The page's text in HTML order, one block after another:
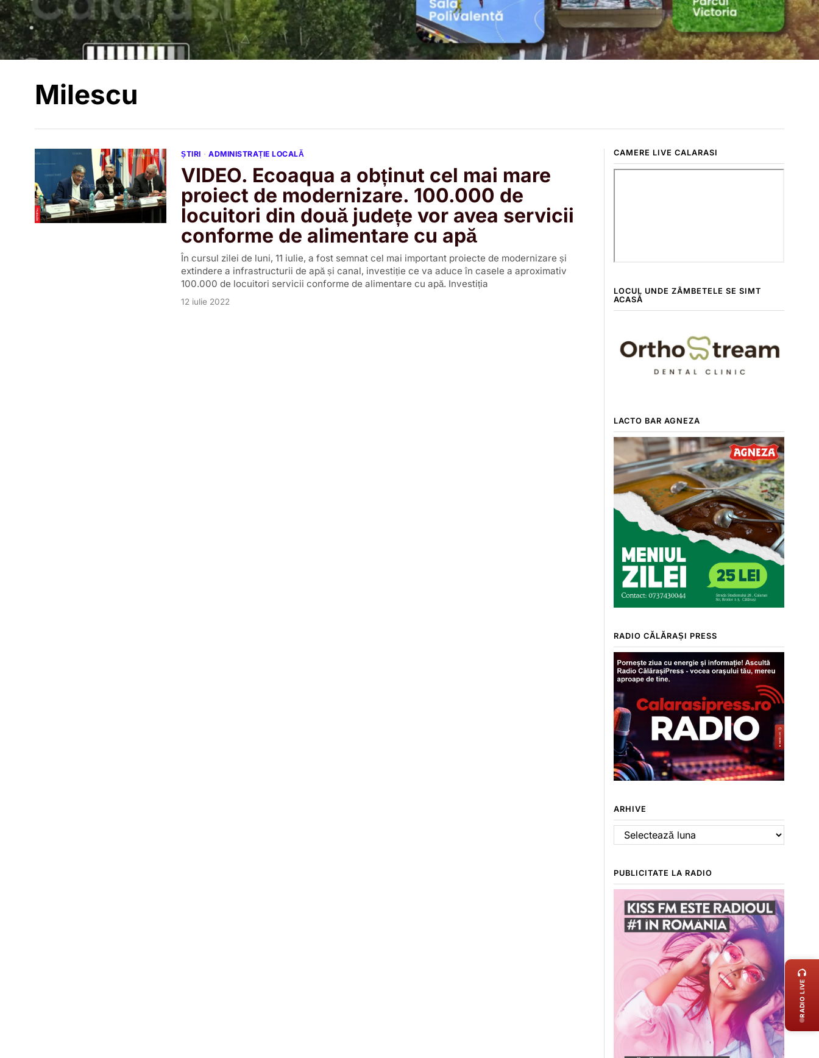
Milescu
ȘTIRI · ADMINISTRAȚIE LOCALĂ
VIDEO. Ecoaqua a obținut cel mai mare
proiect de modernizare. 100.000 de
locuitori din două județe vor avea servicii
conforme de alimentare cu apă
În cursul zilei de luni, 11 iulie, a fost semnat cel mai important proiecte de modernizare și
extindere a infrastructurii de apă și canal, investiție ce va aduce în casele a aproximativ
100.000 de locuitori servicii conforme de alimentare cu apă. Investiția
12 iulie 2022
CAMERE LIVE CALARASI
LOCUL UNDE ZÂMBETELE SE SIMT
ACASĂ
LACTO BAR AGNEZA
RADIO CĂLĂRAȘI PRESS
ARHIVE
Arhive
PUBLICITATE LA RADIO
RADIO LIVE